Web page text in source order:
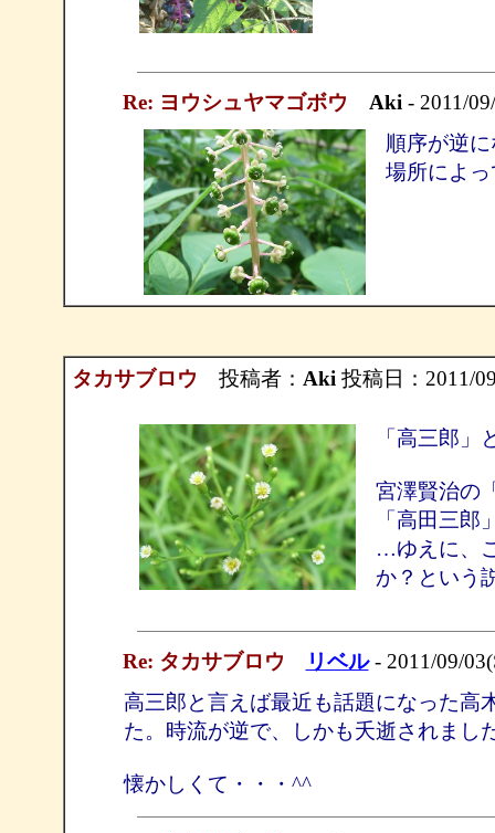
Re: ヨウシュヤマゴボウ Aki - 2011/
順序が逆
場所によ
タカサブロウ 投稿者： Aki 投稿日：2011/
「高三郎」
宮澤賢治の
「高田三郎
…ゆえに、
か？という
Re: タカサブロウ リベル- 2011/09/
高三郎と言えば最近も話題になった高
た。時流が逆で、しかも夭逝されまし
懐かしくて・・・^^